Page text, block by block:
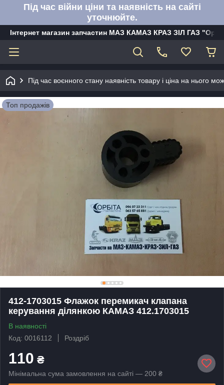
Під час війни ціни та наявність на сайті
уточнюйте.
Інтернет магазин запчастин МАЗ КАМАЗ КРАЗ ЗІЛ ГАЗ
Під час воєнного стану наявність товару і ціна на нього
Топ продажів
412-1703015 Флажок перемикач клапана
керування ділянкою КАМАЗ 412.1703015
В наявності
Код: 0016112
Роздріб
110 ₴
Мінімальна сума замовлення на сайті — 200 ₴